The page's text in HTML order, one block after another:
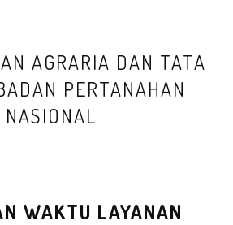
AGRARIA DAN TATA
PERTANAHAN
NASIONAL
WAKTU LAYANAN